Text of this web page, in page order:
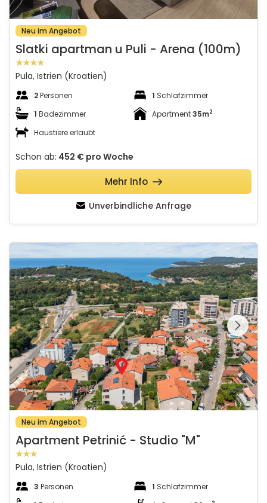
Neu im Angebot
Slatki apartman u Puli - Arena (100m)
Pula, Istrien (Kroatien)
2Personen 1 Schlafzimmer
1 Badezimmer Apartment35m2
Haustiere erlaubt
Schon ab: 452 € pro Woche
Unverbindliche Anfrage
Mehr Info
Apartment Petrinić - Studio "M"
Schauen Sie sich die
gesamte Galerie
Neu im Angebot
Apartment Petrinić - Studio "M"
Pula, Istrien (Kroatien)
3 Personen 1 Schlafzimmer